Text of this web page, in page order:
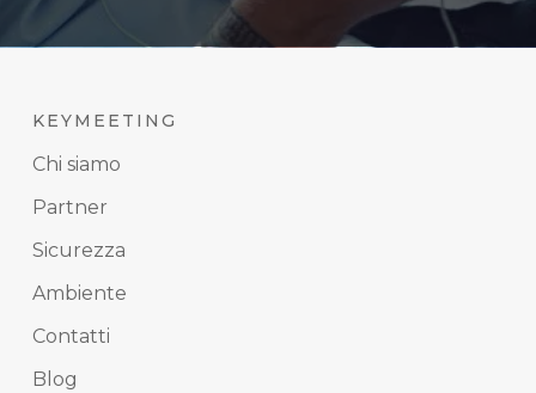
KEYMEETING
Chi siamo
Partner
Sicurezza
Ambiente
Contatti
Blog